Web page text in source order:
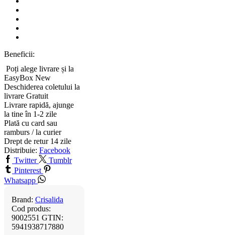
Beneficii:
Poți alege livrare și la
EasyBox New
Deschiderea coletului la
livrare Gratuit
Livrare rapidă, ajunge
la tine în 1-2 zile
Plată cu card sau
ramburs / la curier
Drept de retur 14 zile
Distribuie: Facebook
Twitter
Tumblr
Pinterest
Whatsapp
Brand: Crisalida
Cod produs:
9002551 GTIN:
5941938717880